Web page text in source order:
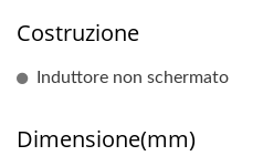
Costruzione
Induttore non schermato
Dimensione(mm)